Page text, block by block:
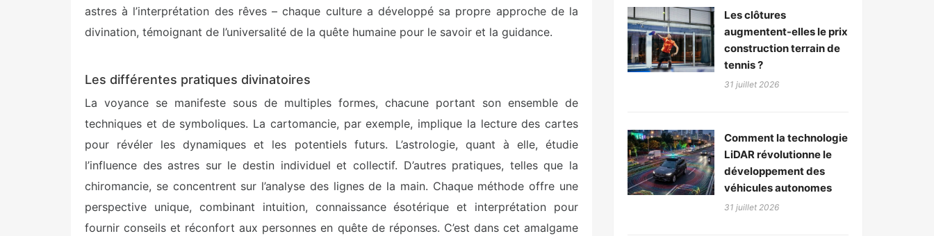
astres à l’interprétation des rêves – chaque culture a développé sa propre approche de la
divination, témoignant de l’universalité de la quête humaine pour le savoir et la guidance.
Les différentes pratiques divinatoires
La voyance se manifeste sous de multiples formes, chacune portant son ensemble de
techniques et de symboliques. La cartomancie, par exemple, implique la lecture des cartes
pour révéler les dynamiques et les potentiels futurs. L’astrologie, quant à elle, étudie
l’influence des astres sur le destin individuel et collectif. D’autres pratiques, telles que la
chiromancie, se concentrent sur l’analyse des lignes de la main. Chaque méthode offre une
perspective unique, combinant intuition, connaissance ésotérique et interprétation pour
fournir conseils et réconfort aux personnes en quête de réponses. C’est dans cet amalgame
Les clôtures
augmentent-elles le prix
construction terrain de
tennis ?
31 juillet 2026
Comment la technologie
LiDAR révolutionne le
développement des
véhicules autonomes
31 juillet 2026